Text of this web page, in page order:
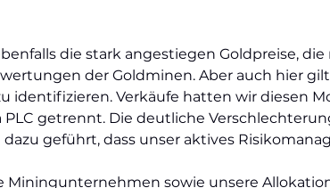
die stark angestiegen Goldpreise, die
der Goldminen. Aber auch hier
Verkäufe hatten wir diesen
getrennt. Die deutliche
geführt, dass unser aktives
Miningunternehmen sowie unsere